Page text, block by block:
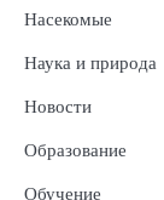
Насекомые
Наука и природа
Новости
Образование
Обучение